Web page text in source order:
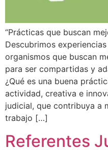
“Prácticas que buscan
Descubrimos
organismos que buscan
para ser compartidas y
¿Qué es una buena
actividad, creativa e
judicial, que contribuya a
trabajo […]
Referentes